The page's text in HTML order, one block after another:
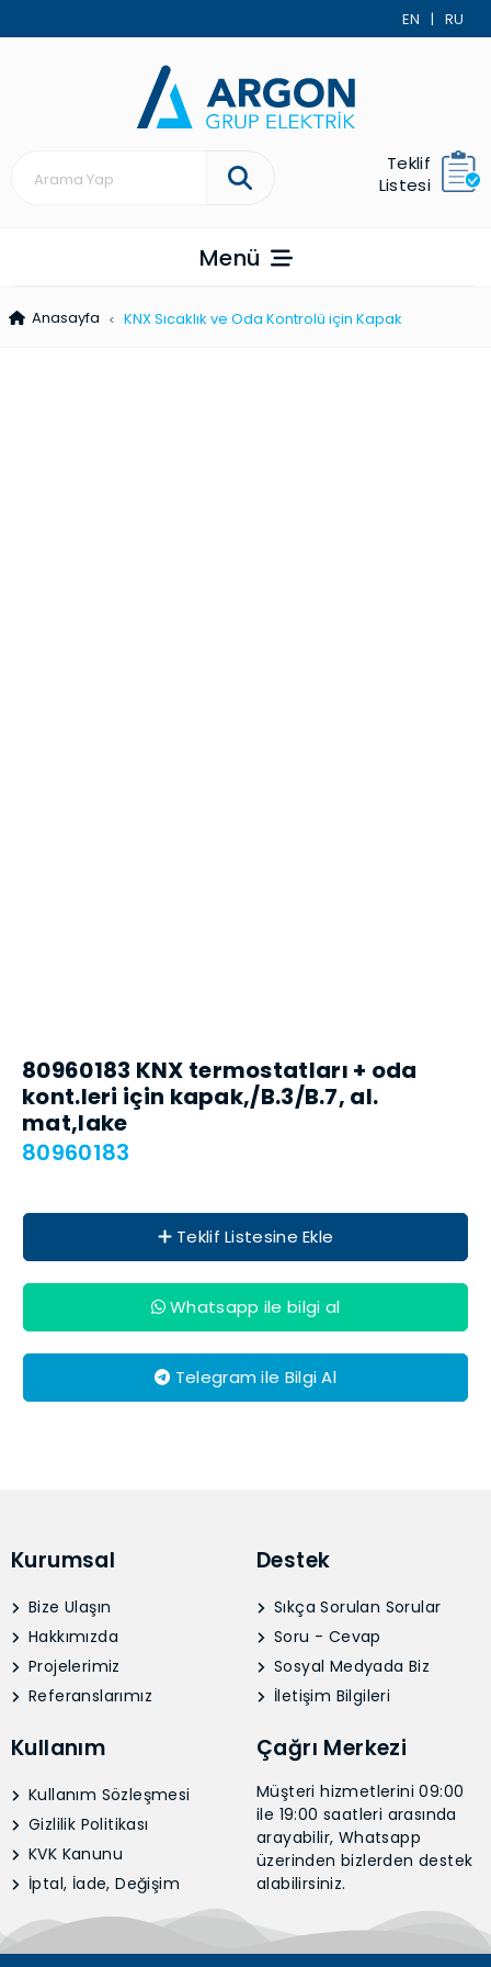
EN | RU
Teklif
Listesi
Menü
Anasayfa KNX Sıcaklık ve Oda Kontrolü için Kapak
80960183 KNX termo­stat­ları + oda
kont.leri için kapak,/B.3/B.7, al.
mat,lake
80960183
Teklif Listesine Ekle
Whatsapp ile bilgi al
Telegram ile Bilgi Al
Kurumsal
Bize Ulaşın
Hakkımızda
Projelerimiz
Referanslarımız
Destek
Sıkça Sorulan Sorular
Soru - Cevap
Sosyal Medyada Biz
İletişim Bilgileri
Kullanım
Kullanım Sözleşmesi
Gizlilik Politikası
KVK Kanunu
İptal, İade, Değişim
Çağrı Merkezi
Müşteri hizmetlerini 09:00
ile 19:00 saatleri arasında
arayabilir, Whatsapp
üzerinden bizlerden destek
alabilirsiniz.